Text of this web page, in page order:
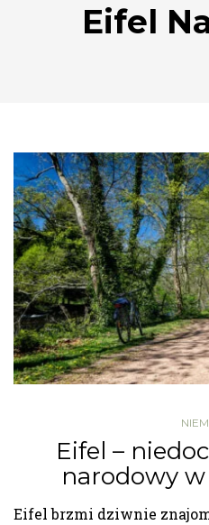
Eifel
Eifel –
narodowy
Eifel brzmi dziwnie